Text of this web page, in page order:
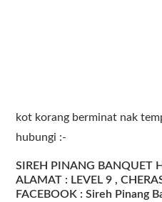
kot korang berminat nak
hubungi :-
SIREH PINANG BANQUET
ALAMAT : LEVEL 9 ,
FACEBOOK : Sireh Pinang